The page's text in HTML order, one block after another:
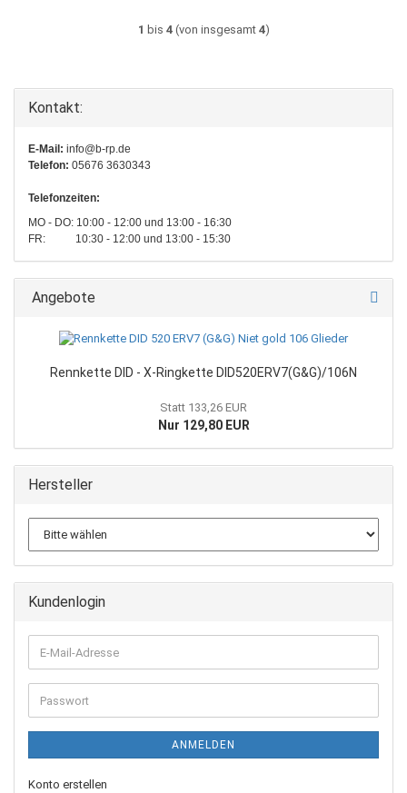
1 bis 4(von insgesamt 4)
Kontakt:
E-Mail: info@b-rp.de
Telefon: 05676 3630343
Telefonzeiten:
MO - DO: 10:00 - 12:00 und 13:00 - 16:30
FR: 10:30 - 12:00 und 13:00 - 15:30
Angebote
Rennkette DID - X-Ringkette DID520ERV7(G&G)/106N
Statt 133,26 EUR
Nur 129,80 EUR
Hersteller
Kundenlogin
E-
Mail-
Adresse
Passwort
ANMELDEN
Konto erstellen